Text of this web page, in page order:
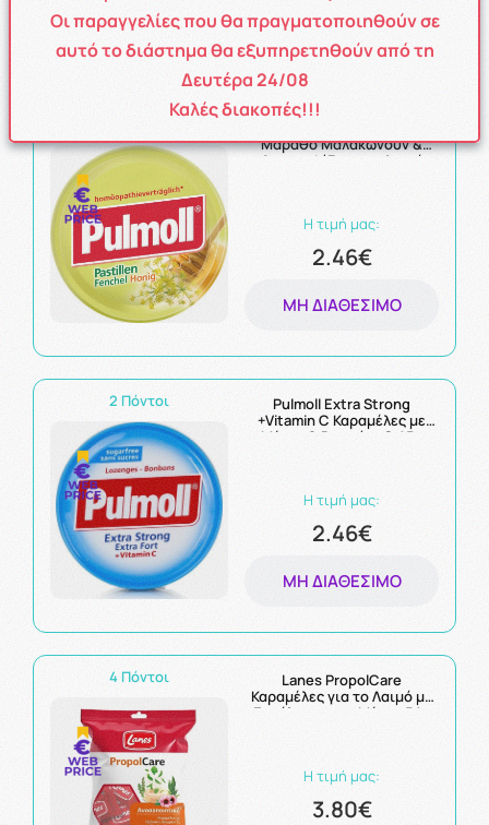
ΜΗ ΔΙΑΘΈΣΙΜΟ
Μάραθο Μαλακώνουν &
Ανακουφίζουν το Λαιμό
Η τιμή μας:
2.46€
ΜΗ ΔΙΑΘΈΣΙΜΟ
2 Πόντοι
Pulmoll Extra Strong
+Vitamin C Καραμέλες με
Μέντα & Βιταμίνη C 45g
Η τιμή μας:
2.46€
ΜΗ ΔΙΑΘΈΣΙΜΟ
4 Πόντοι
Lanes PropolCare
Καραμέλες για το Λαιμό με
Ευκάλυπτο και Μέντα 54g
Η τιμή μας:
3.80€
Οι παραγγελίες που θα πραγματοποιηθούν σε
αυτό το διάστημα θα εξυπηρετηθούν από τη
Δευτέρα 24/08
Καλές διακοπές!!!